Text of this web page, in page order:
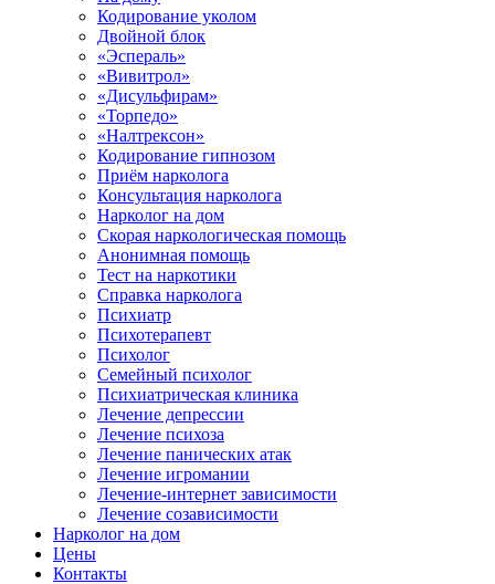
Кодирование уколом
Двойной блок
«Эспераль»
«Вивитрол»
«Дисульфирам»
«Торпедо»
«Налтрексон»
Кодирование гипнозом
Приём нарколога
Консультация нарколога
Нарколог на дом
Скорая наркологическая помощь
Анонимная помощь
Тест на наркотики
Справка нарколога
Психиатр
Психотерапевт
Психолог
Семейный психолог
Психиатрическая клиника
Лечение депрессии
Лечение психоза
Лечение панических атак
Лечение игромании
Лечение-интернет зависимости
Лечение созависимости
Нарколог на дом
Цены
Контакты